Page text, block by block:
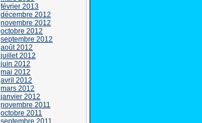
février 2013
décembre 2012
novembre 2012
octobre 2012
septembre 2012
août 2012
juillet 2012
juin 2012
mai 2012
avril 2012
mars 2012
janvier 2012
novembre 2011
octobre 2011
septembre 2011